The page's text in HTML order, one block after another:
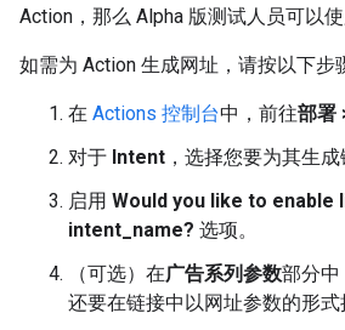
Action，那么 Alpha 版测试人员可以使
如需为 Action 生成网址，请按以下步
在 Actions 控制台中，前往部署
对于 Intent ，选择您要为其生成
启用 Would you like to enable
intent_name? 选项。
（可选）在广告系列参数部分中
还要在链接中以网址参数的形式